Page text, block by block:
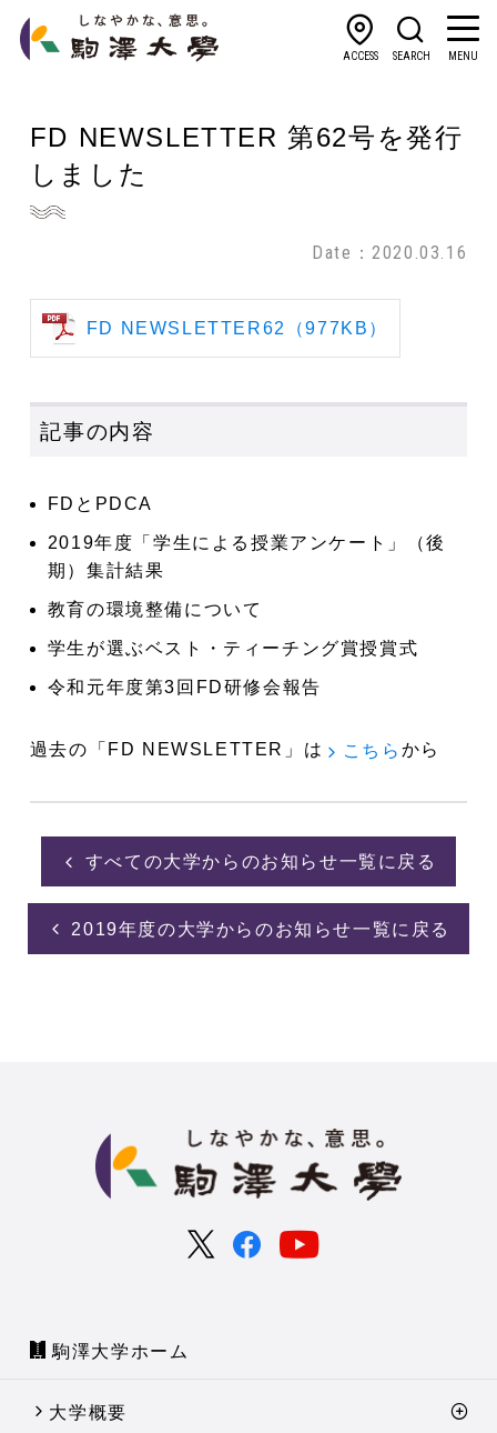
ACCESS SEARCH MENU
FD NEWSLETTER 第62号を発行
しました
Date：2020.03.16
FD NEWSLETTER62（977KB）
記事の内容
FDとPDCA
2019年度「学生による授業アンケート」（後
期）集計結果
教育の環境整備について
学生が選ぶベスト・ティーチング賞授賞式
令和元年度第3回FD研修会報告
過去の「FD NEWSLETTER」は こちら から
すべての大学からのお知らせ一覧に戻る
2019年度の大学からのお知らせ一覧に戻る
駒澤大学ホーム
大学概要